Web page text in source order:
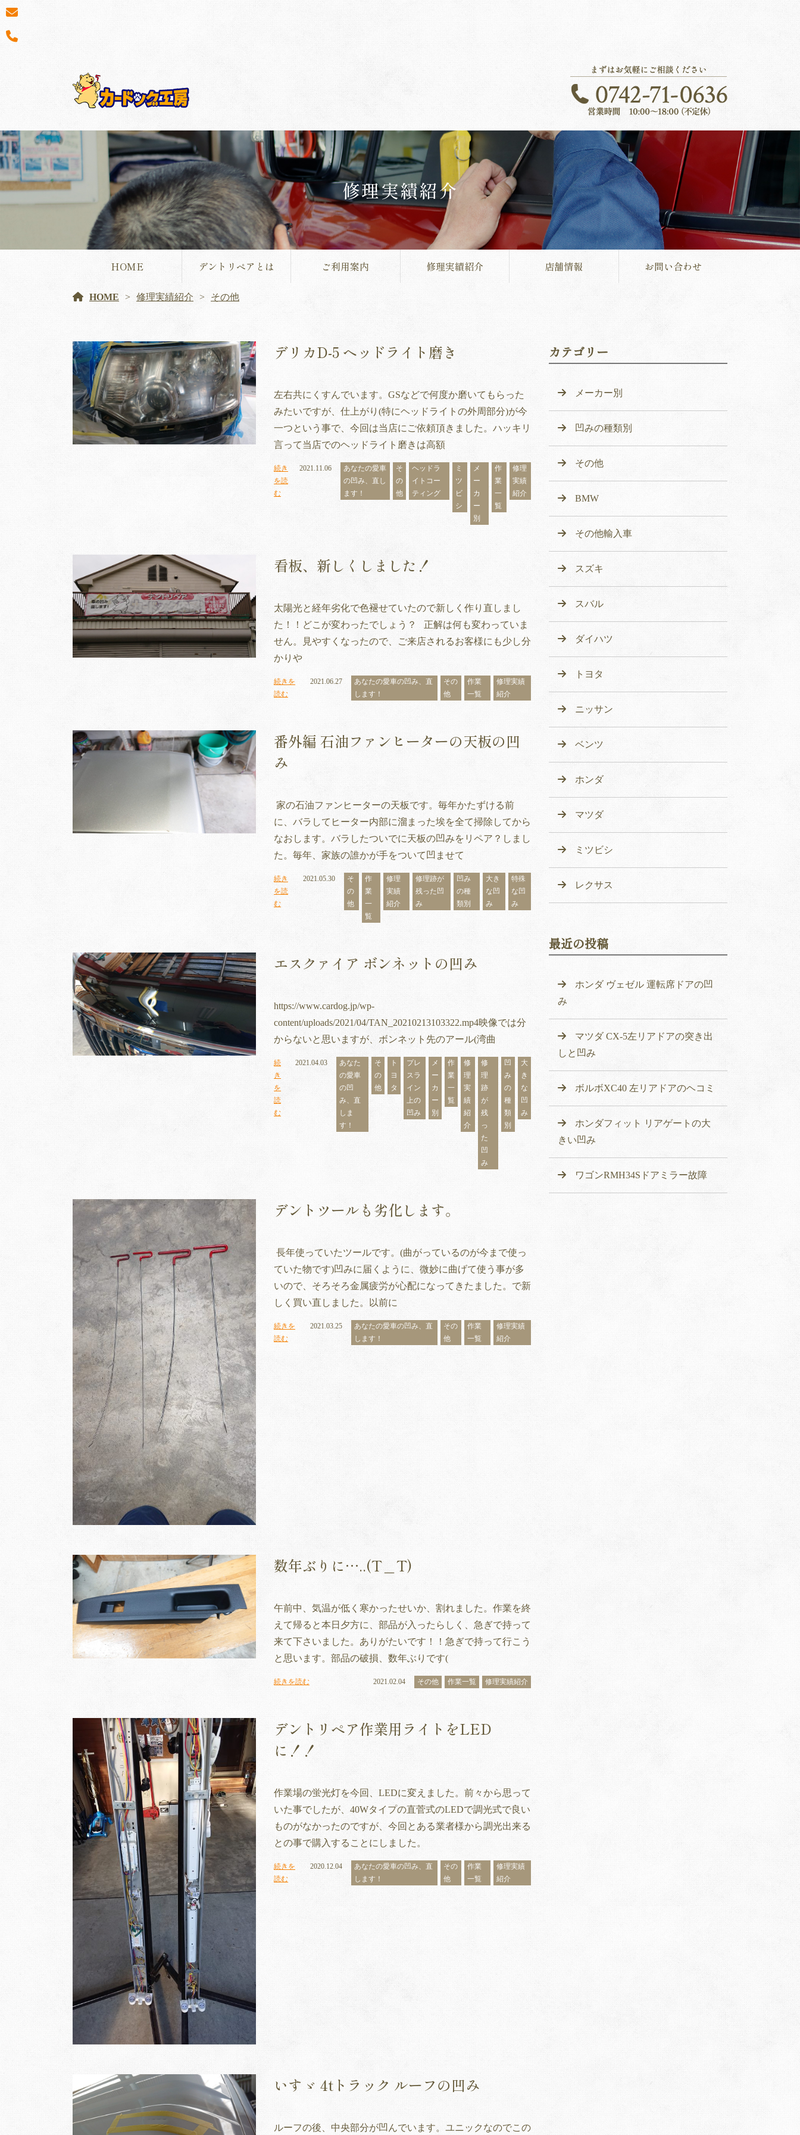
修理実績紹介
HOME デントリペアとは ご利用案内 修理実績紹介 店舗情報 お問い合わせ
HOME 修理実績紹介 その他
デリカD-5 ヘッドライト磨き
左右共にくすんでいます。GSなどで何度か磨いてもらった
みたいですが、仕上がり(特にヘッドライトの外周部分)が今
一つという事で、今回は当店にご依頼頂きました。ハッキリ
言って当店でのヘッドライト磨きは高額
続き
を読
む
2021.11.06
あなたの愛車
の凹み、直し
ます！
そ
の
他
ヘッドラ
イトコー
ティング
ミ
ツ
ビ
シ
メ
ー
カ
ー
別
作
業
一
覧
修理
実績
紹介
看板、新しくしました！
太陽光と経年劣化で色褪せていたので新しく作り直しまし
た！！どこが変わったでしょう？ 正解は何も変わっていま
せん。見やすくなったので、ご来店されるお客様にも少し分
かりや
続きを
読む
2021.06.27
あなたの愛車の凹み、直
します！
その
他
作業
一覧
修理実績
紹介
番外編 石油ファンヒーターの天板の凹
み
家の石油ファンヒーターの天板です。毎年かたずける前
に、バラしてヒーター内部に溜まった埃を全て掃除してから
なおします。バラしたついでに天板の凹みをリペア？しまし
た。毎年、家族の誰かが手をついて凹ませて
続き
を読
む
2021.05.30
そ
の
他
作
業
一
覧
修理
実績
紹介
修理跡が
残った凹
み
凹み
の種
類別
大き
な凹
み
特殊
な凹
み
エスクァイア ボンネットの凹み
https://www.cardog.jp/wp-
content/uploads/2021/04/TAN_20210213103322.mp4映像では分
からないと思いますが、ボンネット先のアール(湾曲
続
き
を
読
む
2021.04.03
あなた
の愛車
の凹
み、直
しま
す！
そ
の
他
ト
ヨ
タ
プレ
スラ
イン
上の
凹み
メ
ー
カ
ー
別
作
業
一
覧
修
理
実
績
紹
介
修
理
跡
が
残
っ
た
凹
み
凹
み
の
種
類
別
大
き
な
凹
み
デントツールも劣化します。
長年使っていたツールです。(曲がっているのが今まで使っ
ていた物です)凹みに届くように、微妙に曲げて使う事が多
いので、そろそろ金属疲労が心配になってきたました。で新
しく買い直しました。以前に
続きを
読む
2021.03.25
あなたの愛車の凹み、直
します！
その
他
作業
一覧
修理実績
紹介
数年ぶりに…..(T＿T)
午前中、気温が低く寒かったせいか、割れました。作業を終
えて帰ると本日夕方に、部品が入ったらしく、急ぎで持って
来て下さいました。ありがたいです！！急ぎで持って行こう
と思います。部品の破損、数年ぶりです(
続きを読む 2021.02.04 その他 作業一覧 修理実績紹介
デントリペア作業用ライトをLED
に！！
作業場の蛍光灯を今回、LEDに変えました。前々から思って
いた事でしたが、40Wタイプの直菅式のLEDで調光式で良い
ものがなかったのですが、今回とある業者様から調光出来る
との事で購入することにしました。
続きを
読む
2020.12.04
あなたの愛車の凹み、直
します！
その
他
作業
一覧
修理実績
紹介
いすゞ 4tトラック ルーフの凹み
ルーフの後、中央部分が凹んでいます。ユニックなのでこの
カテゴリー
メーカー別
凹みの種類別
その他
BMW
その他輸入車
スズキ
スバル
ダイハツ
トヨタ
ニッサン
ベンツ
ホンダ
マツダ
ミツビシ
レクサス
最近の投稿
ホンダ ヴェゼル 運転席ドアの凹
み
マツダ CX-5左リアドアの突き出
しと凹み
ボルボXC40 左リアドアのヘコミ
ホンダフィット リアゲートの大
きい凹み
ワゴンRMH34Sドアミラー故障